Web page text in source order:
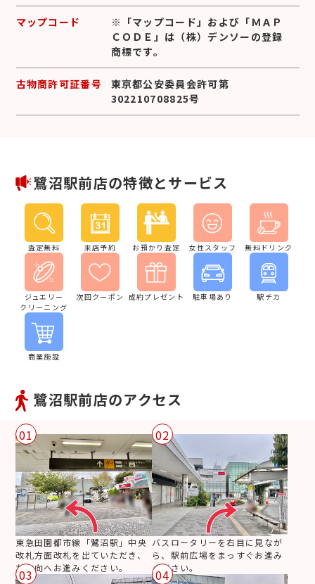
マップコード
※「マップコード」および「ＭＡＰ
ＣＯＤＥ」は（株）デンソーの登録
商標です。
古物商許可証番号
東京都公安委員会許可第
302210708825号
鷺沼駅前店の特徴とサービス
査定無料 来店予約 お預かり査定 女性スタッフ 無料ドリンク
ジュエリー
クリーニング
次回クーポン 成約プレゼント 駐車場あり 駅チカ
商業施設
鷺沼駅前店のアクセス
01
東急田園都市線「鷺沼駅」中央
改札方面改札を出ていただき、
左方向へお進みください。
02
バスロータリーを右目に見なが
ら、駅前広場をまっすぐお進み
ください。
03 04